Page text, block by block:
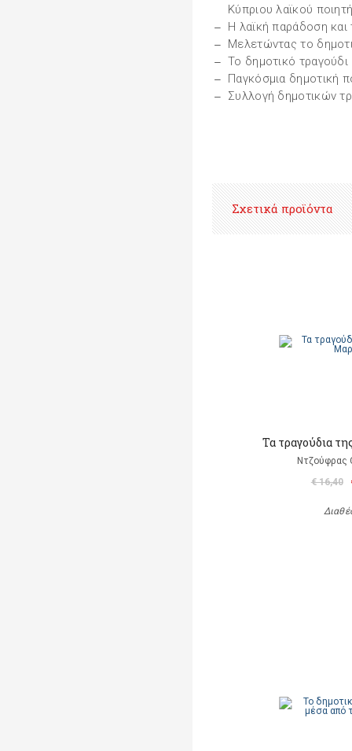
Κύπριου λαϊκού
Η λαϊκή παράδοση και
Μελετώντας το
Το δημοτικό τραγούδι
Παγκόσμια δημοτική
Συλλογή δημοτικών
Σχετικά προϊόντα
Τα τραγούδια
Ντζούφρας
€ 16,40